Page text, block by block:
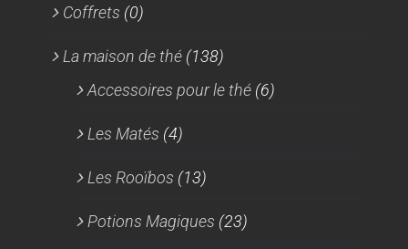
Coffrets (0)
La maison de thé (138)
Accessoires pour le thé (6)
Les Matés (4)
Les Rooïbos (13)
Potions Magiques (23)